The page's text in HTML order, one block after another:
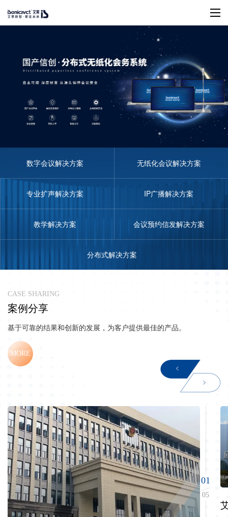
数字会议解决方案 无纸化会议解决方案
专业扩声解决方案 IP广播解决方案
教学解决方案 会议预约信发解决方案
分布式解决方案
CAS E S H A RI NG
案例分享
基于可靠的结果和创新的发展，为客户提供最佳的产品。
MORE
01
05